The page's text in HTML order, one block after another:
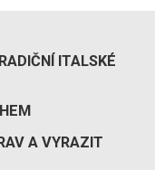
ITALSKÉ
A VYRAZIT